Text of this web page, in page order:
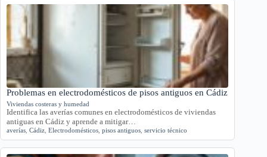
Problemas en electrodomésticos de pisos antiguos en Cádiz
Viviendas costeras y humedad
Identifica las averías comunes en electrodomésticos de viviendas
antiguas en Cádiz y aprende a mitigar…
averías Cádiz Electrodomésticos pisos antiguos servicio técnico